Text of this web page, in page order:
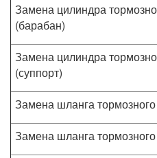
Замена цилиндра
(барабан)
Замена цилиндра
(суппорт)
Замена шланга тормозного
Замена шланга